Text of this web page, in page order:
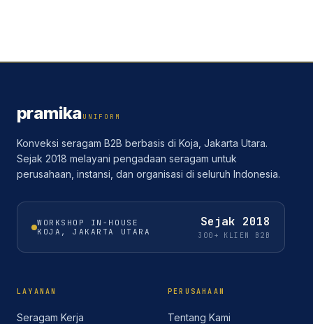
pramikaUNIFORM
Konveksi seragam B2B berbasis di Koja, Jakarta Utara.
Sejak 2018 melayani pengadaan seragam untuk
perusahaan, instansi, dan organisasi di seluruh Indonesia.
WORKSHOP IN-HOUSE
KOJA, JAKARTA UTARA
Sejak 2018
300+ KLIEN B2B
LAYANAN
Seragam Kerja
PERUSAHAAN
Tentang Kami